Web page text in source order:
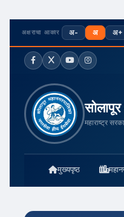
अक्षराचा आकार अ- अ अ+
फेसबुकट्विटर / X
यूट्यूबइंस्टाग्राम
सोलापूर
महाराष्ट्र
मुख्यपृष्ठ